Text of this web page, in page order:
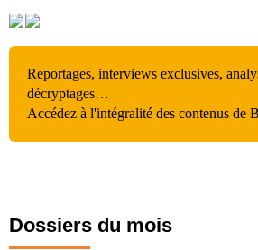
Reportages, interviews exclusives,
décryptages…
Accédez à l'intégralité des contenus de
Dossiers du mois